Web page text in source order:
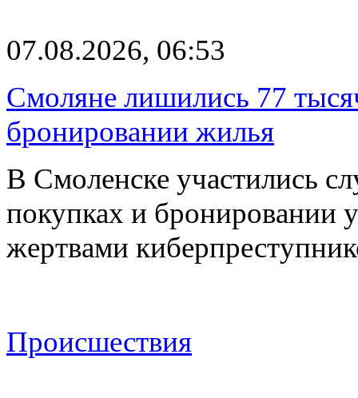
07.08.2026, 06:53
Смоляне лишились 77
бронировании жилья
В Смоленске участились
покупках и бронировании
жертвами
Происшествия